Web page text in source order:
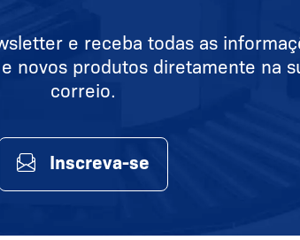
e receba todas as
novos produtos diretamente na
correio.
Inscreva-se